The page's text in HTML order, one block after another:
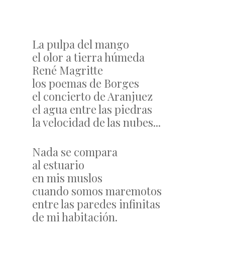
La pulpa del mango
el olor a tierra húmeda
René Magritte
los poemas de Borges
el concierto de Aranjuez
el agua entre las piedras
la velocidad de las nubes...
Nada se compara
al estuario
en mis muslos
cuando somos maremotos
entre las paredes infinitas
de mi habitación.